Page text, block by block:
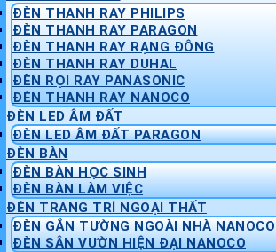
ĐÈN THANH RAY PHILIPS
ĐÈN THANH RAY PARAGON
ĐÈN THANH RAY RẠNG ĐÔNG
ĐÈN THANH RAY DUHAL
ĐÈN RỌI RAY PANASONIC
ĐÈN THANH RAY NANOCO
ĐÈN LED ÂM ĐẤT
ĐÈN LED ÂM ĐẤT PARAGON
ĐÈN BÀN
ĐÈN BÀN HỌC SINH
ĐÈN BÀN LÀM VIỆC
ĐÈN TRANG TRÍ NGOẠI THẤT
ĐÈN GẮN TƯỜNG NGOÀI NHÀ NANOCO
ĐÈN SÂN VƯỜN HIỆN ĐẠI NANOCO